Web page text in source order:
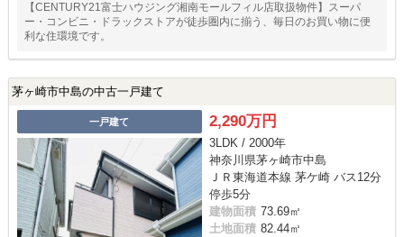
【CENTURY21富士ハウジング湘南モールフィル店取扱物件】スーパ
ー・コンビニ・ドラックストアが徒歩圏内に揃う、毎日のお買い物に便
利な住環境です。
茅ヶ崎市中島の中古一戸建て
一戸建て 2,290万円
3LDK / 2000年
神奈川県茅ヶ崎市中島
ＪＲ東海道本線 茅ケ崎 バス12分
停歩5分
建物面積 73.69㎡
土地面積 82.44㎡